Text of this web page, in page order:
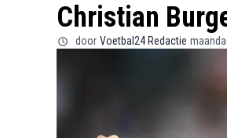
Christian
door Voetbal24 Redactie